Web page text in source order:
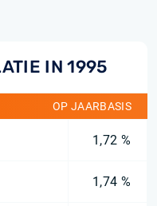
IN 1995
OP JAARBASIS
1,72 %
1,74 %